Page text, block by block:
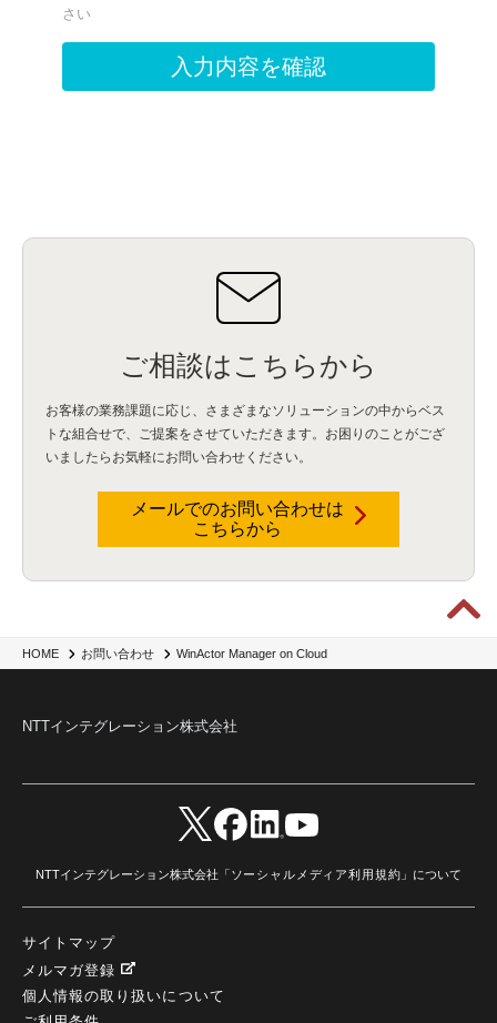
HOME お問い合わせ WinActor Manager on Cloud
ご相談はこちらから
お客様の業務課題に応じ、さまざまなソリューションの中からベス
トな組合せで、
ご提案をさせていただきます。お困りのことがござ
いましたらお気軽にお問い合わせください。
メールでのお問い合わせは
こちらから
NTTインテグレーション株式会社
NTTインテグレーション株式会社「ソーシャルメディア利用規約 」について
サイトマップ
メルマガ登録
個人情報の取り扱いについて